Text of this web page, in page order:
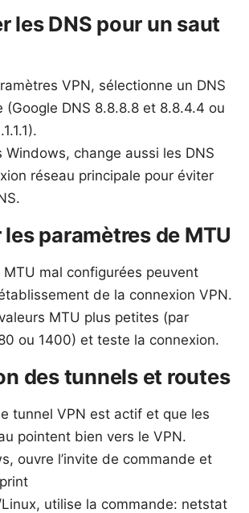
les DNS pour un saut
VPN, sélectionne un DNS
(Google DNS 8.8.8.8 et 8.8.4.4 ou
Windows, change aussi les DNS
réseau principale pour éviter
paramètres de MTU
MTU mal configurées peuvent
de la connexion VPN.
MTU plus petites (par
ou 1400) et teste la connexion.
des tunnels et routes
tunnel VPN est actif et que les
pointent bien vers le VPN.
ouvre l’invite de commande et
Linux, utilise la commande: netstat